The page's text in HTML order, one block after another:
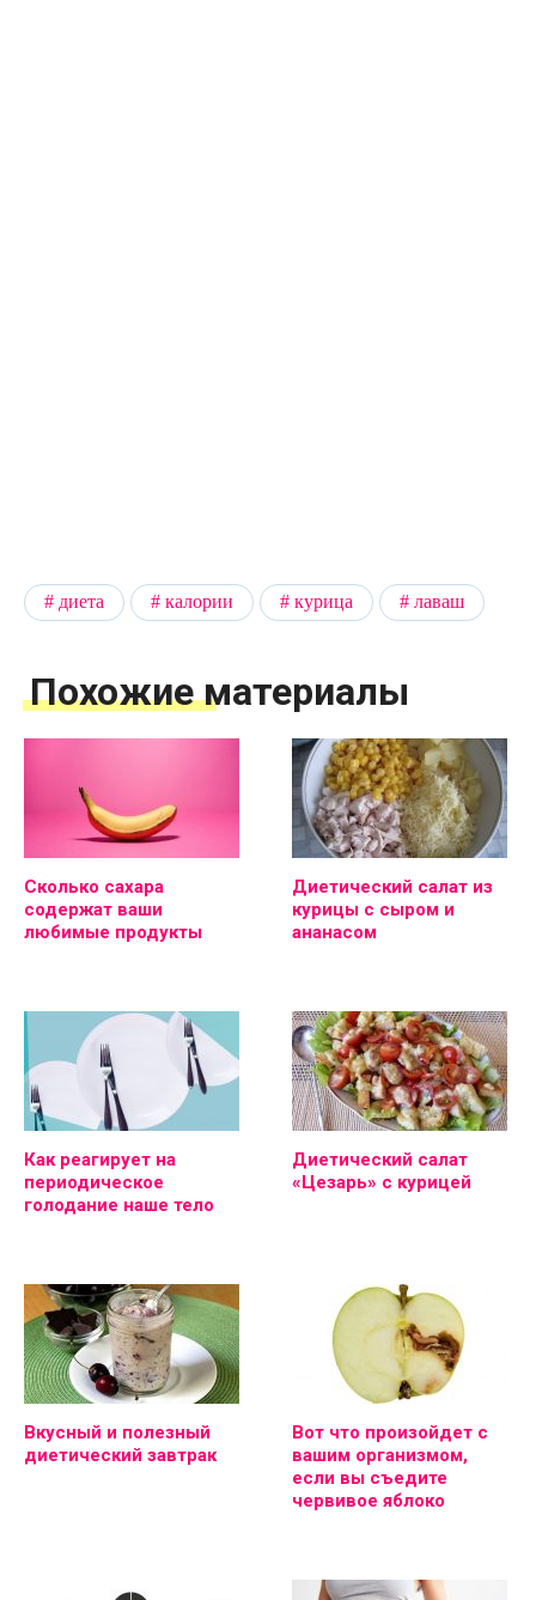
диета калории курица лаваш
Похожие материалы
Сколько сахара
содержат ваши
любимые продукты
Диетический салат из
курицы с сыром и
ананасом
Как реагирует на
периодическое
голодание наше тело
Диетический салат
«Цезарь» с курицей
Вкусный и полезный
диетический завтрак
Вот что произойдет с
вашим организмом,
если вы съедите
червивое яблоко